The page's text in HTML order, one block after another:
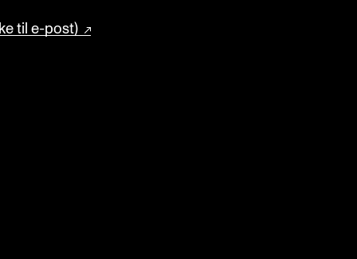
til e-post)